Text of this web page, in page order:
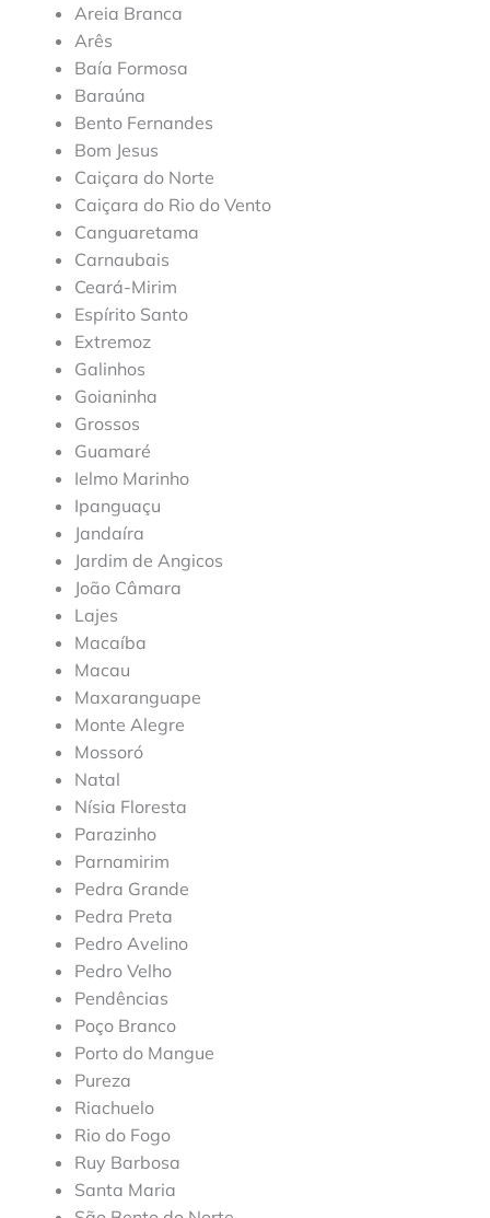
Areia Branca
Arês
Baía Formosa
Baraúna
Bento Fernandes
Bom Jesus
Caiçara do Norte
Caiçara do Rio do Vento
Canguaretama
Carnaubais
Ceará-Mirim
Espírito Santo
Extremoz
Galinhos
Goianinha
Grossos
Guamaré
Ielmo Marinho
Ipanguaçu
Jandaíra
Jardim de Angicos
João Câmara
Lajes
Macaíba
Macau
Maxaranguape
Monte Alegre
Mossoró
Natal
Nísia Floresta
Parazinho
Parnamirim
Pedra Grande
Pedra Preta
Pedro Avelino
Pedro Velho
Pendências
Poço Branco
Porto do Mangue
Pureza
Riachuelo
Rio do Fogo
Ruy Barbosa
Santa Maria